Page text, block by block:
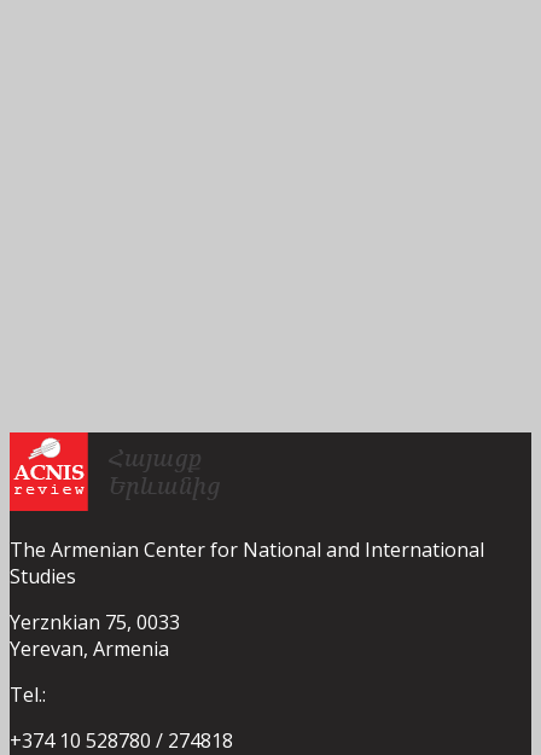
The Armenian Center for National and International
Studies
Yerznkian 75, 0033
Yerevan, Armenia
Tel.:
+374 10 528780 / 274818